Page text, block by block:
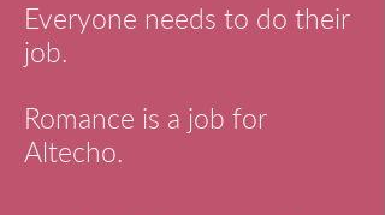
Everyone needs to do their
job.
Romance is a job for
Altecho.